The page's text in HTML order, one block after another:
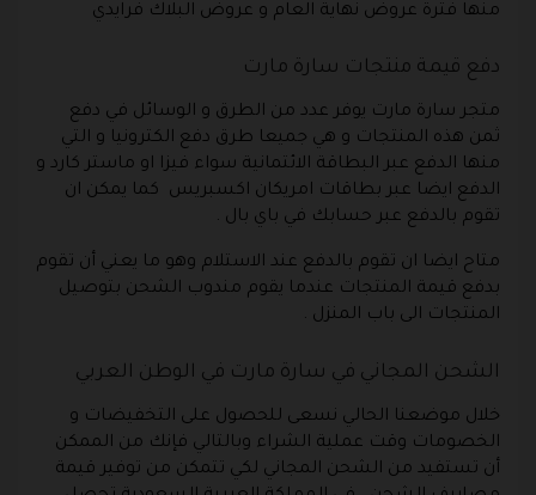
منها فترة عروض نهاية العام و عروض البلاك فرايدي
دفع قيمة منتجات سارة مارت
متجر سارة مارت يوفر عدد من الطرق و الوسائل في دفع
ثمن هذه المنتجات و هي جميعا طرق دفع الكترونيا و التي
منها الدفع عبر البطاقة الائتمانية سواء فيزا او ماستر كارد و
الدفع ايضا عبر بطاقات امريكان اكسبريس كما يمكن ان
تقوم بالدفع عبر حسابك في باي بال .
متاح ايضا ان تقوم بالدفع عند الاستلام وهو ما يعني أن تقوم
بدفع قيمة المنتجات عندما يقوم مندوب الشحن بتوصيل
المنتجات الى باب المنزل .
الشحن المجاني في سارة مارت في الوطن العربي
خلال موضعنا الحالي نسعى للحصول على التخفيضات و
الخصومات وقت عملية الشراء وبالتالي فإنك من الممكن
أن تستفيد من الشحن المجاني لكي تتمكن من توفير قيمة